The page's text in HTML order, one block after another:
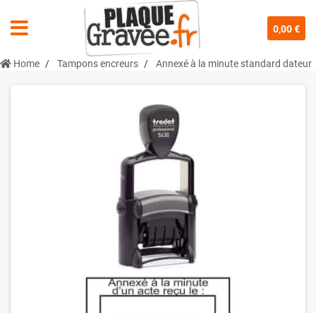
0,00 €
Home Tampons encreurs Annexé à la minute standard dateur